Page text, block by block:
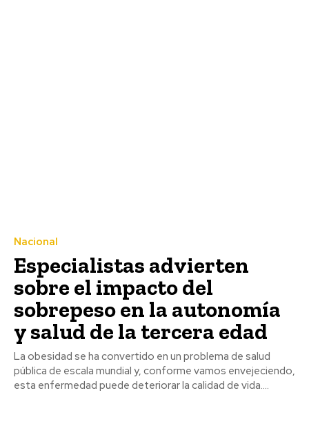
Nacional
Especialistas advierten
sobre el impacto del
sobrepeso en la autonomía
y salud de la tercera edad
La obesidad se ha convertido en un problema de salud
pública de escala mundial y, conforme vamos envejeciendo,
esta enfermedad puede deteriorar la calidad de vida....